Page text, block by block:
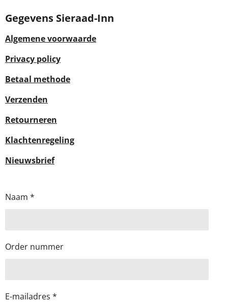
Gegevens Sieraad-Inn
Algemene voorwaarde
Privacy policy
Betaal methode
Verzenden
Retourneren
Klachtenregeling
Nieuwsbrief
Naam *
Order nummer
E-mailadres *